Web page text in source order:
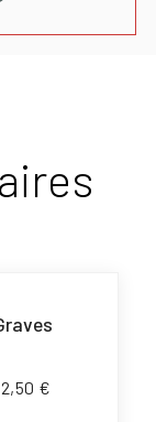
€